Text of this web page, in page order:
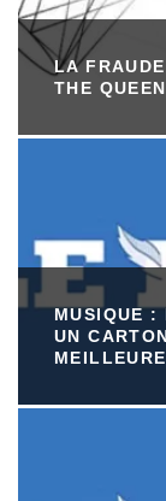
LA
THE
MUSIQUE :
UN